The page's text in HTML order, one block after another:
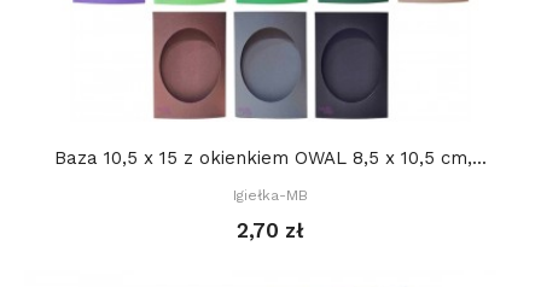
Baza 10,5 x 15 z okienkiem OWAL 8,5 x 10,5 cm,...
Igiełka-MB
2,70 zł